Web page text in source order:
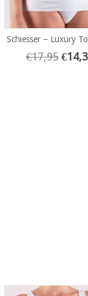
Schiesser – Luxury
€17,95 €